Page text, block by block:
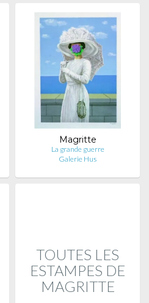
Magritte
La grande guerre
Galerie Hus
TOUTES LES
ESTAMPES DE
MAGRITTE